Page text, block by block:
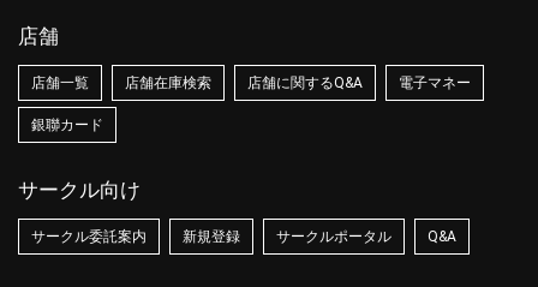
店舗
店舗一覧 店舗在庫検索 店舗に関するQ&A 電子マネー
銀聯カード
サークル向け
サークル委託案内 新規登録 サークルポータル Q&A